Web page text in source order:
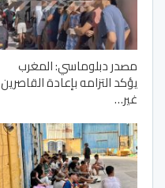
مصدر دبلوماسي: المغرب
يؤكد التزامه بإعادة القاصرين
غير…